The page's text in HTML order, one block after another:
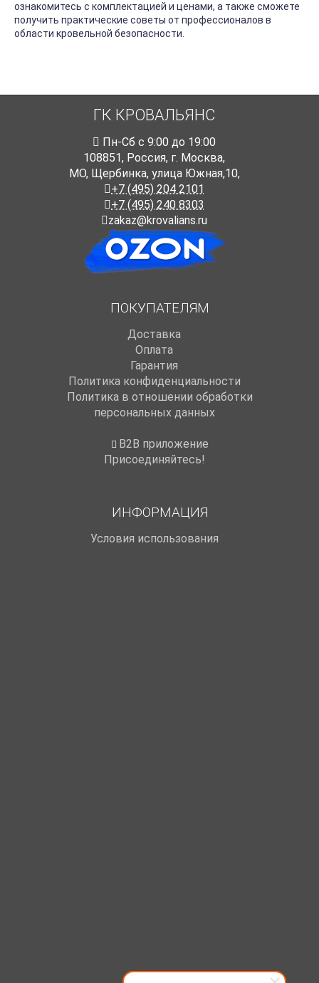
ознакомитесь с комплектацией и ценами, а также сможете
получить практические советы от профессионалов в
области кровельной безопасности.
ГК КРОВАЛЬЯНС
Пн-Cб с 9:00 до 19:00
108851, Россия, г. Москва,
МО, Щербинка, улица Южная,10,
+7 (495) 204 2101
+7 (495) 240 8303
zakaz@krovalians.ru
ПОКУПАТЕЛЯМ
Доставка
Оплата
Гарантия
Политика конфиденциальности
Политика в отношении обработки
персональных данных
B2B приложение
Присоединяйтесь!
ИНФОРМАЦИЯ
Условия использования